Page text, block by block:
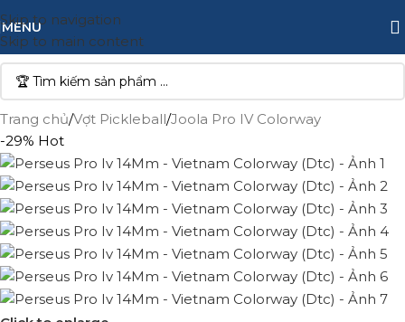
Skip to navigation
Skip to main content
MENU
Trang chủ/Vợt Pickleball/Joola Pro IV Colorway
-29% Hot